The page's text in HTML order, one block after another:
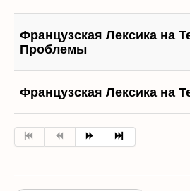
Французская Лексика на
Проблемы
Французская Лексика на